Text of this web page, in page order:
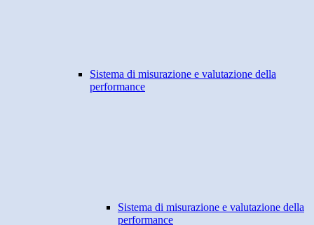
Sistema di misurazione e valutazione della
performance
Sistema di misurazione e valutazione della
performance